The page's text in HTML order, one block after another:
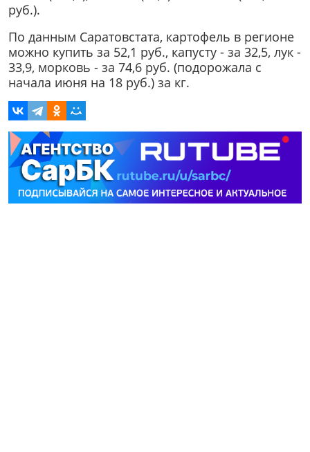
руб.).
По данным Саратовстата, картофель в регионе
можно купить за 52,1 руб., капусту - за 32,5, лук -
33,9, морковь - за 74,6 руб. (подорожала с
начала июня на 18 руб.) за кг.